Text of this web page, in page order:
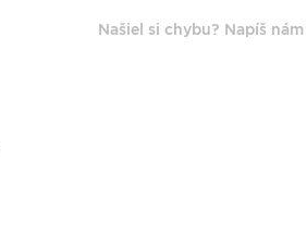
Našiel si chybu? Napíš nám